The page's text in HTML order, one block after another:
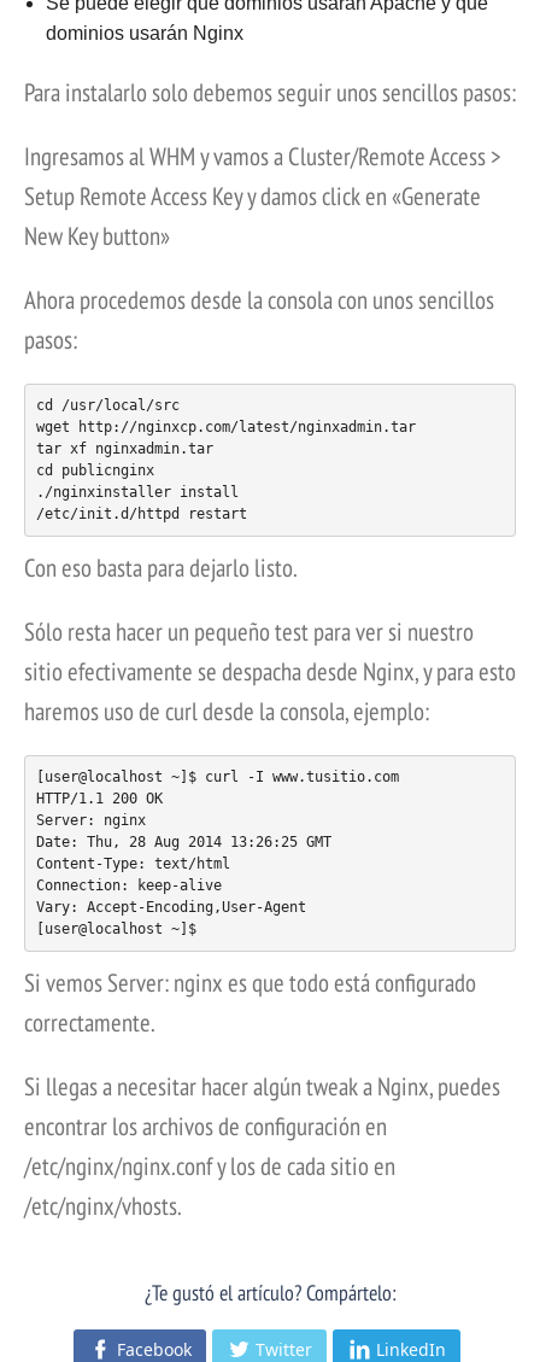
dominios usarán Nginx
Para instalarlo solo debemos seguir unos sencillos pasos:
Ingresamos al WHM y vamos a Cluster/Remote Access >
Setup Remote Access Key y damos click en «Generate
New Key button»
Ahora procedemos desde la consola con unos sencillos
pasos:
cd /usr/local/src
wget http://nginxcp.com/latest/nginxadmin.tar
tar xf nginxadmin.tar
cd publicnginx
./nginxinstaller install
/etc/init.d/httpd restart
Con eso basta para dejarlo listo.
Sólo resta hacer un pequeño test para ver si nuestro
sitio efectivamente se despacha desde Nginx, y para esto
haremos uso de curl desde la consola, ejemplo:
[user@localhost ~]$ curl -I www.tusitio.com
HTTP/1.1 200 OK
Server: nginx
Date: Thu, 28 Aug 2014 13:26:25 GMT
Content-Type: text/html
Connection: keep-alive
Vary: Accept-Encoding,User-Agent
[user@localhost ~]$
Si vemos Server: nginx es que todo está configurado
correctamente.
Si llegas a necesitar hacer algún tweak a Nginx, puedes
encontrar los archivos de configuración en
/etc/nginx/nginx.conf y los de cada sitio en
/etc/nginx/vhosts.
¿Te gustó el artículo? Compártelo:
Facebook Twitter LinkedIn